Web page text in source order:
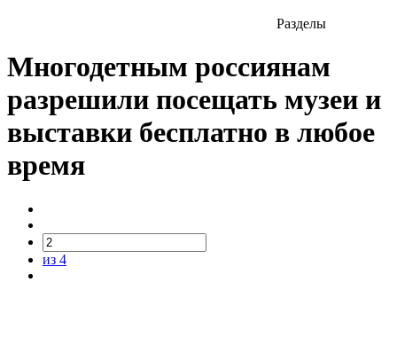
Разделы
Многодетным россиянам
разрешили посещать музеи и
выставки бесплатно в любое
время
из 4